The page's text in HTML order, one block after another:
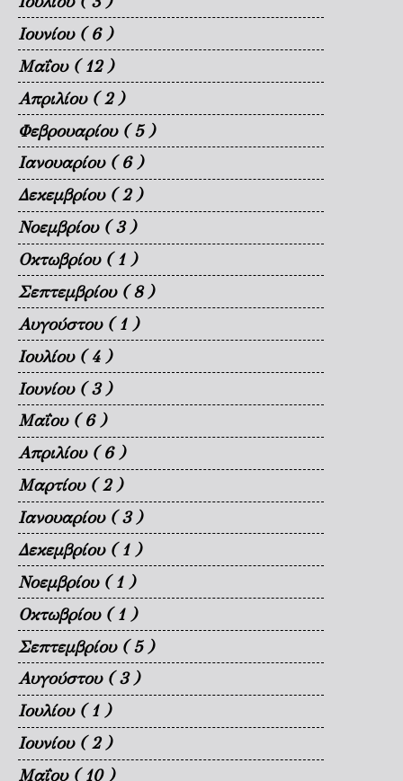
Ιουνίου ( 6 )
Μαΐου ( 12 )
Απριλίου ( 2 )
Φεβρουαρίου ( 5 )
Ιανουαρίου ( 6 )
Δεκεμβρίου ( 2 )
Νοεμβρίου ( 3 )
Οκτωβρίου ( 1 )
Σεπτεμβρίου ( 8 )
Αυγούστου ( 1 )
Ιουλίου ( 4 )
Ιουνίου ( 3 )
Μαΐου ( 6 )
Απριλίου ( 6 )
Μαρτίου ( 2 )
Ιανουαρίου ( 3 )
Δεκεμβρίου ( 1 )
Νοεμβρίου ( 1 )
Οκτωβρίου ( 1 )
Σεπτεμβρίου ( 5 )
Αυγούστου ( 3 )
Ιουλίου ( 1 )
Ιουνίου ( 2 )
Μαΐου ( 10 )